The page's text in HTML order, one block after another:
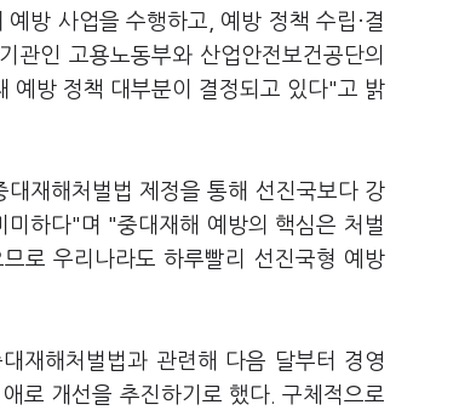
방 사업을 수행하고, 예방 정책 수립·결
인 고용노동부와 산업안전보건공단의
예방 정책 대부분이 결정되고 있다"고 밝
재해처벌법 제정을 통해 선진국보다 강
하다"며 "중대재해 예방의 핵심은 처벌
로 우리나라도 하루빨리 선진국형 예방
재해처벌법과 관련해 다음 달부터 경영
로 개선을 추진하기로 했다. 구체적으로